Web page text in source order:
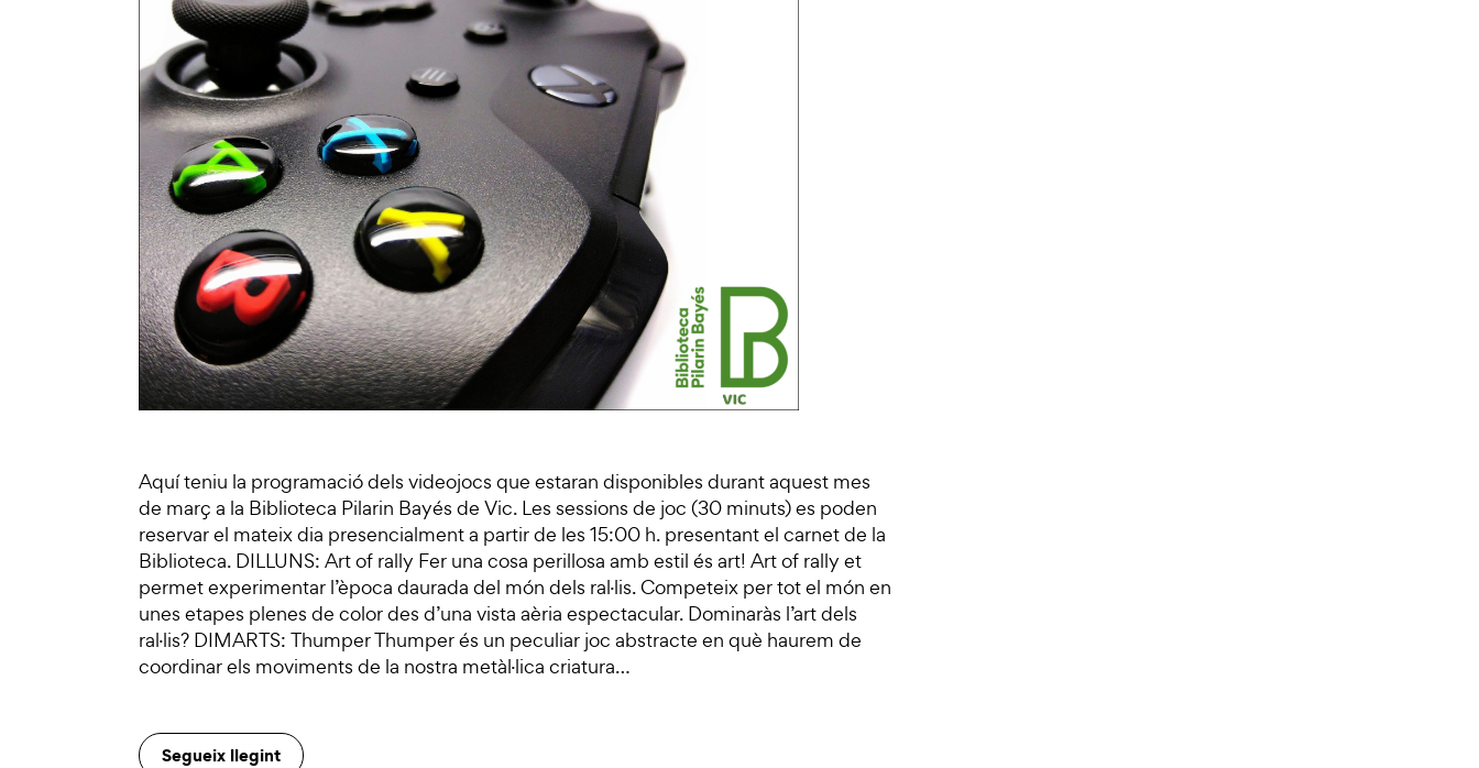
Aquí teniu la programació dels videojocs que estaran disponibles durant aquest mes
de març a la Biblioteca Pilarin Bayés de Vic. Les sessions de joc (30 minuts) es poden
reservar el mateix dia presencialment a partir de les 15:00 h. presentant el carnet de la
Biblioteca. DILLUNS: Art of rally Fer una cosa perillosa amb estil és art! Art of rally et
permet experimentar l’època daurada del món dels ral·lis. Competeix per tot el món en
unes etapes plenes de color des d’una vista aèria espectacular. Dominaràs l’art dels
ral·lis? DIMARTS: Thumper Thumper és un peculiar joc abstracte en què haurem de
coordinar els moviments de la nostra metàl·lica criatura…
Segueix llegint